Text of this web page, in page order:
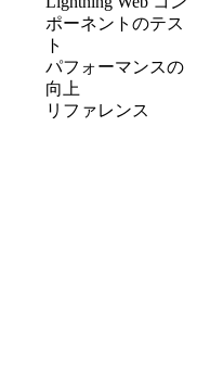
ポーネントのテス
ト
パフォーマンスの
向上
リファレンス